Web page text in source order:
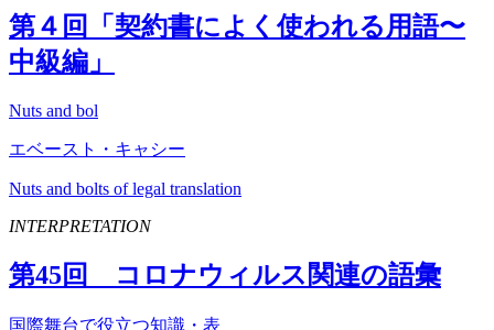
第４回「契約書によく使われる用語〜
中級編」
Nuts and bol
エベースト・キャシー
Nuts and bolts of legal translation
INTERPRETATION
第45回 コロナウィルス関連の語彙
国際舞台で役立つ知識・表